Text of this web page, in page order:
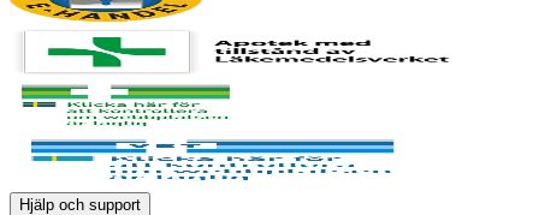
Hjälp och support